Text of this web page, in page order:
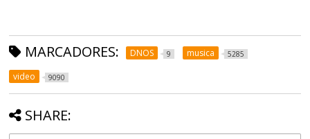
MARCADORES: DNOS 9 musica 5285
video 9090
SHARE: